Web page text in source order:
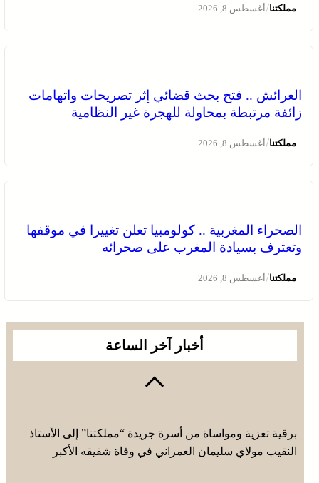
مملكتنا/أغسطس 8, 2026
العرائش .. فتح بحث قضائي إثر تصريحات واتهامات
زائفة مرتبطة بمحاولة للهجرة غير النظامية
مملكتنا/أغسطس 8, 2026
الصحراء المغربية .. كولومبيا تعلن تغييرا في موقفها
وتعترف بسيادة المغرب على صحرائه
مملكتنا/أغسطس 8, 2026
أخبار آخر الساعة
برقية تعزية ومواساة من أسرة جريدة “مملكتنا” إلى الأستاذ
النقيب مولاي سليمان العمراني في وفاة شقيقه الأكبر